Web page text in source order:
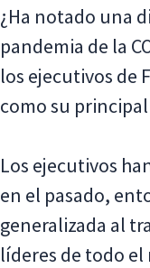
¿Ha notado una
pandemia de la
los ejecutivos de
como su
Los ejecutivos
en el pasado,
generalizada al
líderes de todo